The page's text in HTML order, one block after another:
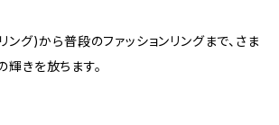
グ)から普段のファッションリングまで、さま
きを放ちます。